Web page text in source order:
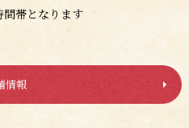
帯となります
情報